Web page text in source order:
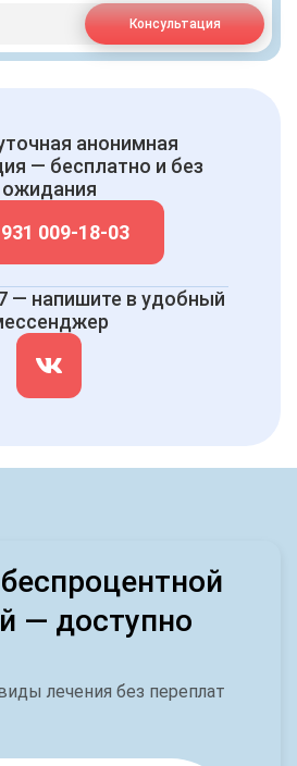
Консультация
анонимная
— бесплатно и без
ожидания
009-18-03
— напишите в удобный
— доступно
лечения без переплат